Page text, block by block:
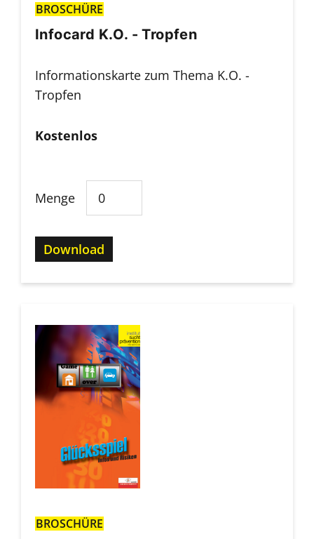
BROSCHÜRE
Infocard K.O. - Tropfen
Informationskarte zum Thema K.O. -
Tropfen
Kostenlos
Menge
Download
BROSCHÜRE